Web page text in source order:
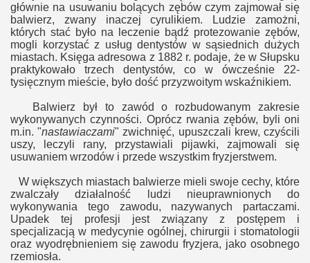
głównie na usuwaniu bolących zębów czym zajmował się
balwierz, zwany inaczej cyrulikiem. Ludzie zamożni,
których stać było na leczenie bądź protezowanie zębów,
mogli korzystać z usług dentystów w sąsiednich dużych
miastach. Księga adresowa z 1882 r. podaje, że w Słupsku
praktykowało trzech dentystów, co w ówcześnie 22-
tysięcznym mieście, było dość przyzwoitym wskaźnikiem.
Balwierz był to zawód o rozbudowanym zakresie
wykonywanych czynności. Oprócz rwania zębów, byli oni
m.in. "nastawiaczami" zwichnięć, upuszczali krew, czyścili
uszy, leczyli rany, przystawiali pijawki, zajmowali się
usuwaniem wrzodów i przede wszystkim fryzjerstwem.
W większych miastach balwierze mieli swoje cechy, które
zwalczały działalność ludzi nieuprawnionych do
wykonywania tego zawodu, nazywanych partaczami.
Upadek tej profesji jest związany z postępem i
specjalizacją w medycynie ogólnej, chirurgii i stomatologii
oraz wyodrębnieniem się zawodu fryzjera, jako osobnego
rzemiosła.